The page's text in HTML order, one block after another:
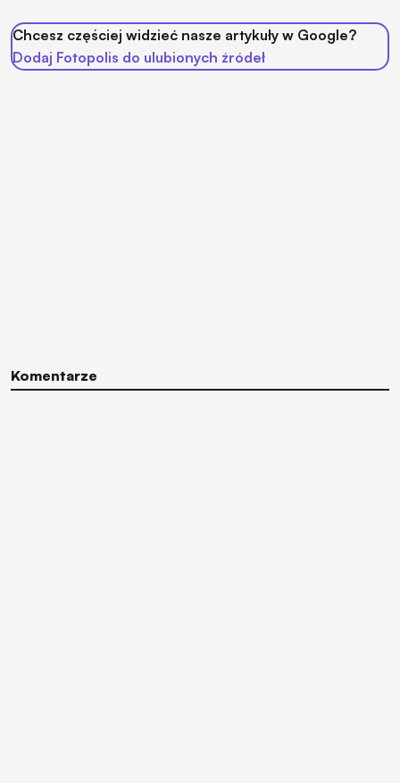
Chcesz częściej widzieć nasze artykuły w Google?
Dodaj Fotopolis do ulubionych źródeł
Komentarze